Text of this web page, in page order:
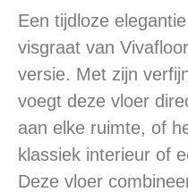
Een tijdloze
visgraat van
versie. Met zijn
voegt deze vloer
aan elke ruimte, of
klassiek interieur of
Deze vloer